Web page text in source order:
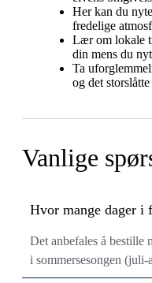
Her kan du
fredelige
Lær om lokale
din mens du
Ta
og det
Vanlige
Hvor mange dager i
Det anbefales å bestille
i sommersesongen (juli-